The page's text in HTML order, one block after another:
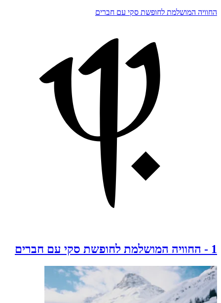
החוויה המושלמת לחופשת סקי עם חברים
1
- החוויה המושלמת לחופשת סקי עם חברים